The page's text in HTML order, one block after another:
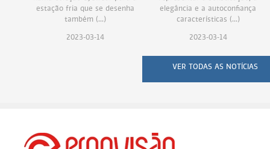
estação fria que se desenha
também (...)
2023-03-14
elegância e a autoconfiança
características (...)
2023-03-14
VER TODAS AS NOTÍCIAS